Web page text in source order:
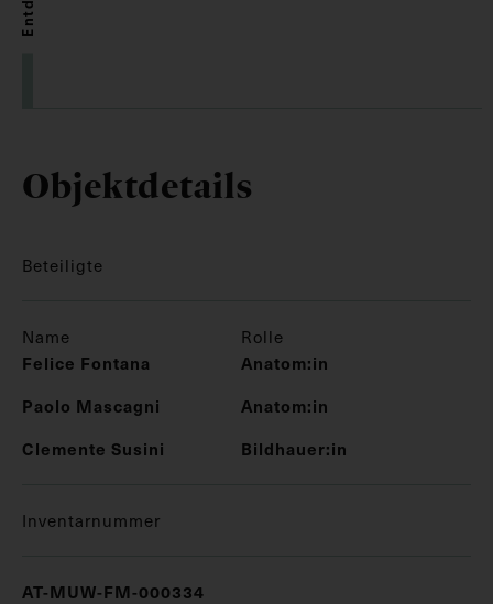
Objektdetails
Beteiligte
Name Rolle
Felice Fontana
Anatom:in
Paolo Mascagni
Anatom:in
Clemente Susini
Bildhauer:in
Inventarnummer
AT-MUW-FM-000334